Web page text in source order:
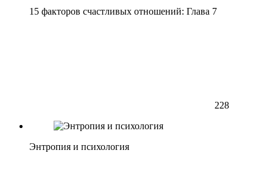
15 факторов счастливых отношений: Глава 7
228
Энтропия и психология